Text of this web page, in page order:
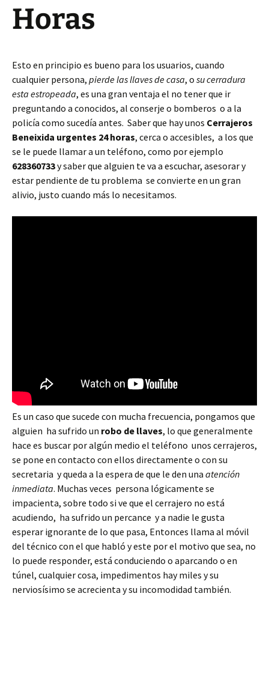
Horas
Esto en principio es bueno para los usuarios, cuando
cualquier persona, pierde las llaves de casa, o su cerradura
esta estropeada, es una gran ventaja el no tener que ir
preguntando a conocidos, al conserje o bomberos o a la
policía como sucedía antes. Saber que hay unos Cerrajeros
Beneixida urgentes 24 horas, cerca o accesibles, a los que
se le puede llamar a un teléfono, como por ejemplo
628360733y saber que alguien te va a escuchar, asesorar y
estar pendiente de tu problema se convierte en un gran
alivio, justo cuando más lo necesitamos.
Es un caso que sucede con mucha frecuencia, pongamos que
alguien ha sufrido un robo de llaves, lo que generalmente
hace es buscar por algún medio el teléfono unos cerrajeros,
se pone en contacto con ellos directamente o con su
secretaria y queda a la espera de que le den una atención
inmediata. Muchas veces persona lógicamente se
impacienta, sobre todo si ve que el cerrajero no está
acudiendo, ha sufrido un percance y a nadie le gusta
esperar ignorante de lo que pasa, Entonces llama al móvil
del técnico con el que habló y este por el motivo que sea, no
lo puede responder, está conduciendo o aparcando o en
túnel, cualquier cosa, impedimentos hay miles y su
nerviosísimo se acrecienta y su incomodidad también.